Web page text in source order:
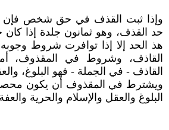
وإذا ثبت القذف في حق شخص فإن
حد القذف، وهو ثمانون جلدة إذا كان
هذ الحد إلا إذا توافرت شروط
القاذف، وشروط في المقذوف،
القاذف - في الجملة - فهو البلوغ،
ويشترط في المقذوف أن يكون
البلوغ والعقل والإسلام والحرية